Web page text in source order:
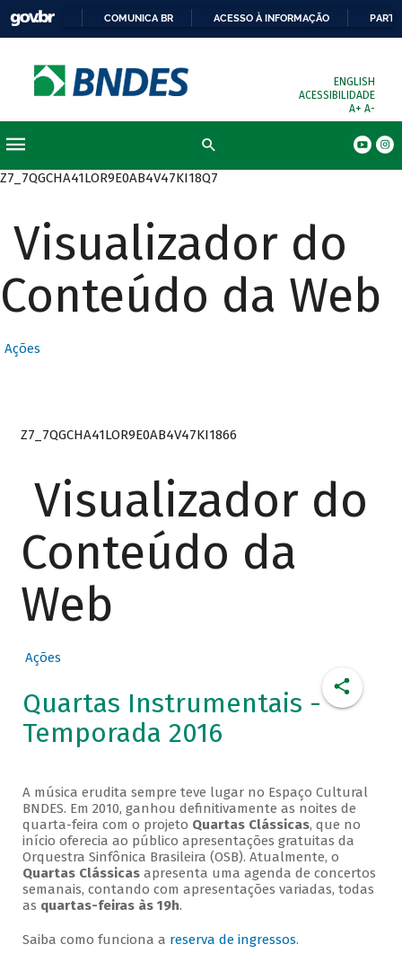
COMUNICA BR ACESSO À INFORMAÇÃO
ENGLISH
ACESSIBILIDADE
A+ A-
Z7_7QGCHA41LOR9E0AB4V47KI18Q7
Visualizador do
Conteúdo da Web
Ações
Z7_7QGCHA41LOR9E0AB4V47KI1866
Visualizador do
Conteúdo da
Web
Ações
Quartas Instrumentais -
Temporada 2016
A música erudita sempre teve lugar no Espaço Cultural
BNDES. Em 2010, ganhou definitivamente as noites de
quarta-feira com o projeto Quartas Clássicas, que no
início oferecia ao público apresentações gratuitas da
Orquestra Sinfônica Brasileira (OSB). Atualmente, o
Quartas Clássicasapresenta uma agenda de concertos
semanais, contando com apresentações variadas, todas
as quartas-feiras às 19h.
Saiba como funciona a reserva de ingressos.